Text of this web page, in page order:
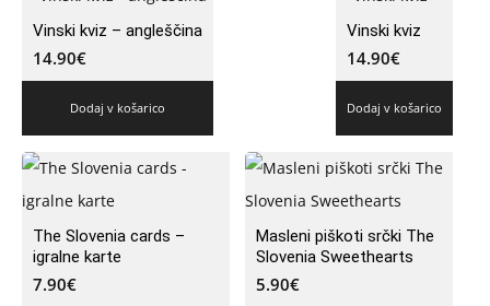
Vinski kviz – angleščina
14.90€
Dodaj v košarico
Vinski kviz
14.90€
Dodaj v košarico
The Slovenia cards –
igralne karte
7.90€
Masleni piškoti srčki The
Slovenia Sweethearts
5.90€